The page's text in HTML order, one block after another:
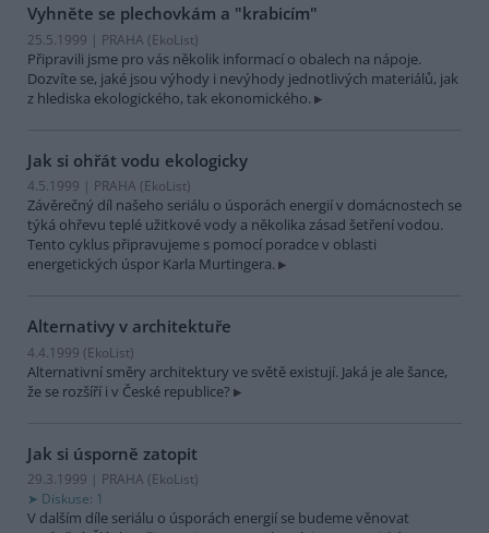
Vyhněte se plechovkám a "krabicím"
25.5.1999 | PRAHA (EkoList)
Připravili jsme pro vás několik informací o obalech na nápoje.
Dozvíte se, jaké jsou výhody i nevýhody jednotlivých materiálů, jak
z hlediska ekologického, tak ekonomického.
Jak si ohřát vodu ekologicky
4.5.1999 | PRAHA (EkoList)
Závěrečný díl našeho seriálu o úsporách energií v domácnostech se
týká ohřevu teplé užitkové vody a několika zásad šetření vodou.
Tento cyklus připravujeme s pomocí poradce v oblasti
energetických úspor Karla Murtingera.
Alternativy v architektuře
4.4.1999 (EkoList)
Alternativní směry architektury ve světě existují. Jaká je ale šance,
že se rozšíří i v České republice?
Jak si úsporně zatopit
29.3.1999 | PRAHA (EkoList)
Diskuse: 1
V dalším díle seriálu o úsporách energií se budeme věnovat